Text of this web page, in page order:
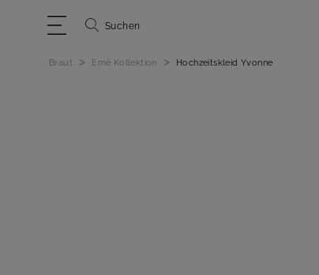
Suchen
Braut > Emé Kollektion > Hochzeitskleid Yvonne